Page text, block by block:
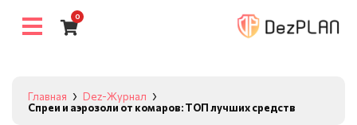
0
Главная
Dez-Журнал
Спреи и аэрозоли от комаров: ТОП лучших средств